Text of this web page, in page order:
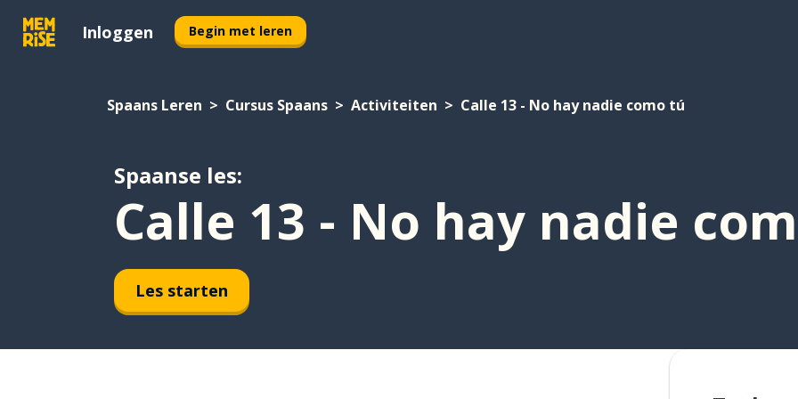
Inloggen Begin met leren
Spaans Leren Cursus Spaans Activiteiten Calle 13 - No hay nadie como tú
Spaanse les:
Calle 13 - No hay nadie
Les starten